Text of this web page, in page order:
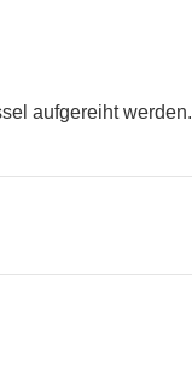
aufgereiht werden.